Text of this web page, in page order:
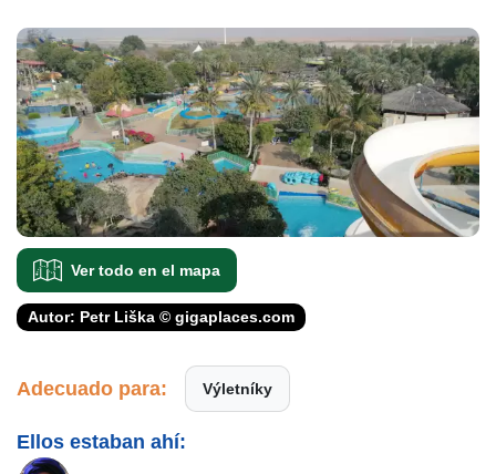
Ver todo en el mapa
Autor: Petr Liška © gigaplaces.com
Adecuado para: Výletníky
Ellos estaban ahí: